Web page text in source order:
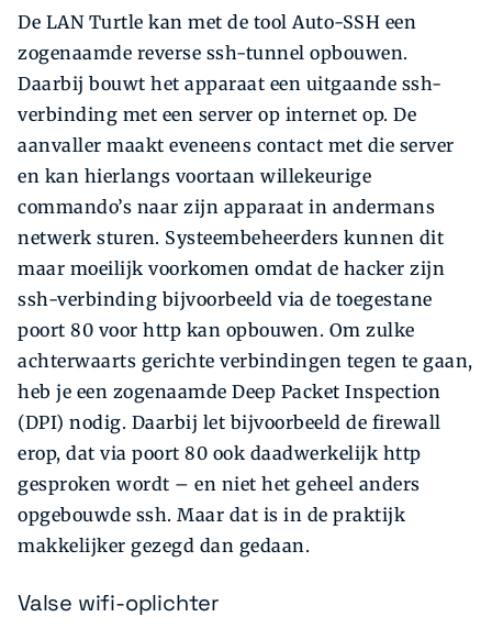
De LAN Turtle kan met de tool Auto-SSH een
zogenaamde reverse ssh-tunnel opbouwen.
Daarbij bouwt het apparaat een uitgaande ssh-
verbinding met een server op internet op. De
aanvaller maakt eveneens contact met die server
en kan hierlangs voortaan willekeurige
commando’s naar zijn apparaat in andermans
netwerk sturen. Systeembeheerders kunnen dit
maar moeilijk voorkomen omdat de hacker zijn
ssh-verbinding bijvoorbeeld via de toegestane
poort 80 voor http kan opbouwen. Om zulke
achterwaarts gerichte verbindingen tegen te gaan,
heb je een zogenaamde Deep Packet Inspection
(DPI) nodig. Daarbij let bijvoorbeeld de firewall
erop, dat via poort 80 ook daadwerkelijk http
gesproken wordt – en niet het geheel anders
opgebouwde ssh. Maar dat is in de praktijk
makkelijker gezegd dan gedaan.
Valse wifi-oplichter